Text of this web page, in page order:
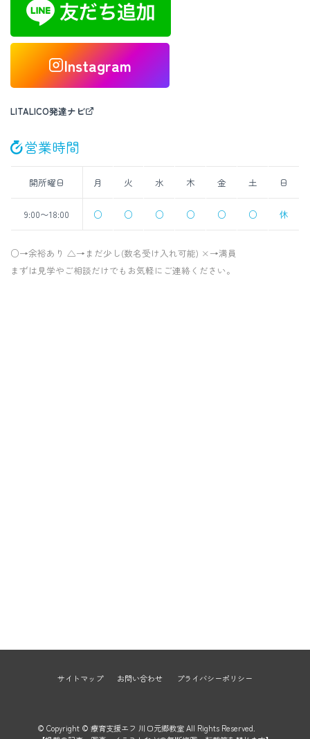
Instagram
LITALICO発達ナビ
営業時間
開所曜日 月 火 水 木 金 土 日
9:00〜18:00 ○ ○ ○ ○ ○ ○ 休
○→余裕あり △→まだ少し(数名受け入れ可能) ×→満員
まずは見学やご相談だけでもお気軽にご連絡ください。
サイトマップ お問い合わせ プライバシーポリシー
© Copyright © 療育支援エフ 川口元郷教室 All Rights Reserved.